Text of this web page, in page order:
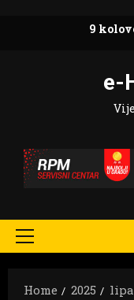
9
e-
Primary
Home
2025